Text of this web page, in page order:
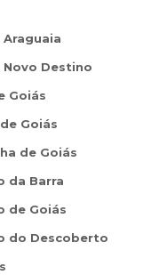
Araguaia
Novo Destino
Goiás
Goiás
de Goiás
da Barra
de Goiás
do Descoberto